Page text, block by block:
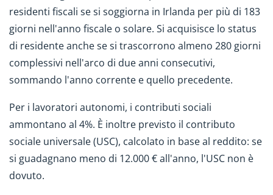
residenti fiscali se si soggiorna in Irlanda per più di 183
giorni nell'anno fiscale o solare. Si acquisisce lo status
di residente anche se si trascorrono almeno 280 giorni
complessivi nell'arco di due anni consecutivi,
sommando l'anno corrente e quello precedente.
Per i lavoratori autonomi, i contributi sociali
ammontano al 4%. È inoltre previsto il contributo
sociale universale (USC), calcolato in base al reddito: se
si guadagnano meno di 12.000 € all'anno, l'USC non è
dovuto.